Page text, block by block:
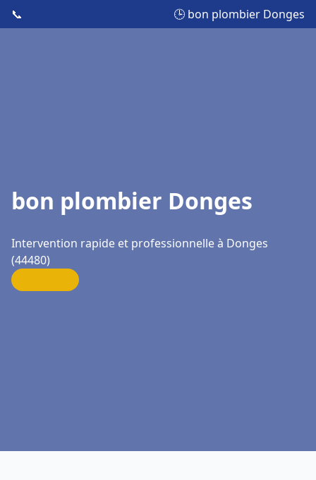
📞 🕒 bon plombier Donges
bon plombier Donges
Intervention rapide et professionnelle à Donges
(44480)